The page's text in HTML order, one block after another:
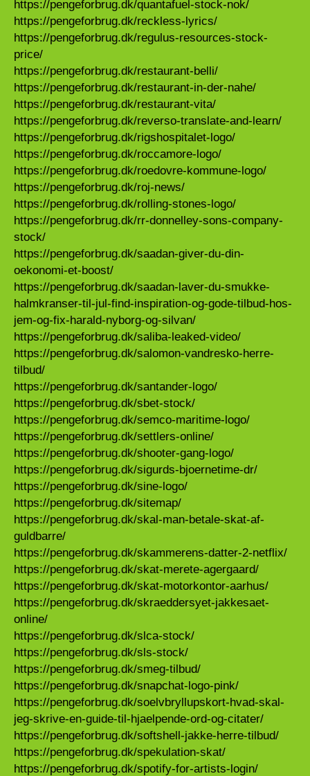
https://pengeforbrug.dk/quantafuel-stock-nok/
https://pengeforbrug.dk/reckless-lyrics/
https://pengeforbrug.dk/regulus-resources-stock-
price/
https://pengeforbrug.dk/restaurant-belli/
https://pengeforbrug.dk/restaurant-in-der-nahe/
https://pengeforbrug.dk/restaurant-vita/
https://pengeforbrug.dk/reverso-translate-and-learn/
https://pengeforbrug.dk/rigshospitalet-logo/
https://pengeforbrug.dk/roccamore-logo/
https://pengeforbrug.dk/roedovre-kommune-logo/
https://pengeforbrug.dk/roj-news/
https://pengeforbrug.dk/rolling-stones-logo/
https://pengeforbrug.dk/rr-donnelley-sons-company-
stock/
https://pengeforbrug.dk/saadan-giver-du-din-
oekonomi-et-boost/
https://pengeforbrug.dk/saadan-laver-du-smukke-
halmkranser-til-jul-find-inspiration-og-gode-tilbud-hos-
jem-og-fix-harald-nyborg-og-silvan/
https://pengeforbrug.dk/saliba-leaked-video/
https://pengeforbrug.dk/salomon-vandresko-herre-
tilbud/
https://pengeforbrug.dk/santander-logo/
https://pengeforbrug.dk/sbet-stock/
https://pengeforbrug.dk/semco-maritime-logo/
https://pengeforbrug.dk/settlers-online/
https://pengeforbrug.dk/shooter-gang-logo/
https://pengeforbrug.dk/sigurds-bjoernetime-dr/
https://pengeforbrug.dk/sine-logo/
https://pengeforbrug.dk/sitemap/
https://pengeforbrug.dk/skal-man-betale-skat-af-
guldbarre/
https://pengeforbrug.dk/skammerens-datter-2-netflix/
https://pengeforbrug.dk/skat-merete-agergaard/
https://pengeforbrug.dk/skat-motorkontor-aarhus/
https://pengeforbrug.dk/skraeddersyet-jakkesaet-
online/
https://pengeforbrug.dk/slca-stock/
https://pengeforbrug.dk/sls-stock/
https://pengeforbrug.dk/smeg-tilbud/
https://pengeforbrug.dk/snapchat-logo-pink/
https://pengeforbrug.dk/soelvbryllupskort-hvad-skal-
jeg-skrive-en-guide-til-hjaelpende-ord-og-citater/
https://pengeforbrug.dk/softshell-jakke-herre-tilbud/
https://pengeforbrug.dk/spekulation-skat/
https://pengeforbrug.dk/spotify-for-artists-login/